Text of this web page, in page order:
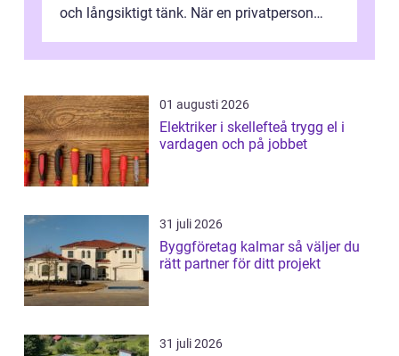
och långsiktigt tänk. När en privatperson
01 augusti 2026
Elektriker i skellefteå trygg el i
vardagen och på jobbet
31 juli 2026
Byggföretag kalmar så väljer du
rätt partner för ditt projekt
31 juli 2026